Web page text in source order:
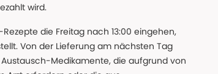
wird.
die Freitag nach 13:00 eingehen,
Von der Lieferung am nächsten Tag
Medikamente, die aufgrund von